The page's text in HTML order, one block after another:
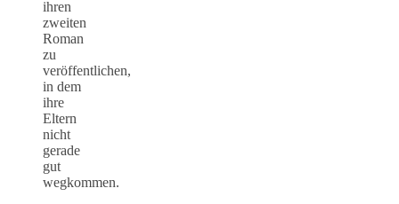
ihren
zweiten
Roman
zu
veröffentlichen,
in dem
ihre
Eltern
nicht
gerade
gut
wegkommen.